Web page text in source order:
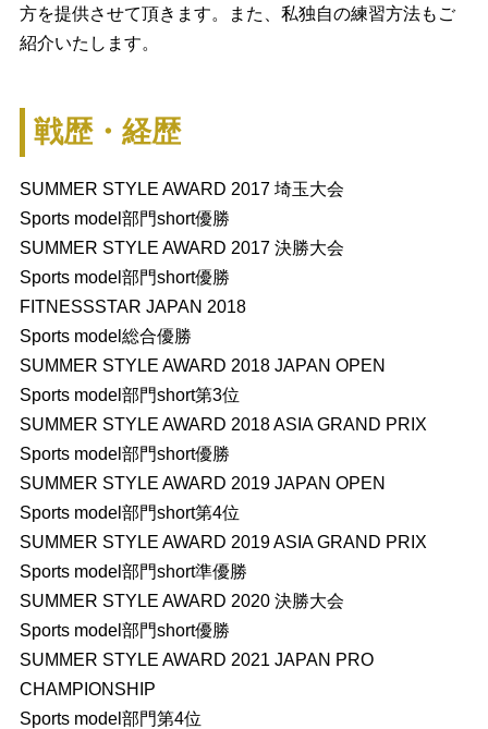
方を提供させて頂きます。また、私独自の練習方法もご
紹介いたします。
戦歴・経歴
SUMMER STYLE AWARD 2017 埼玉大会
Sports model部門short優勝
SUMMER STYLE AWARD 2017 決勝大会
Sports model部門short優勝
FITNESSSTAR JAPAN 2018
Sports model総合優勝
SUMMER STYLE AWARD 2018 JAPAN OPEN
Sports model部門short第3位
SUMMER STYLE AWARD 2018 ASIA GRAND PRIX
Sports model部門short優勝
SUMMER STYLE AWARD 2019 JAPAN OPEN
Sports model部門short第4位
SUMMER STYLE AWARD 2019 ASIA GRAND PRIX
Sports model部門short準優勝
SUMMER STYLE AWARD 2020 決勝大会
Sports model部門short優勝
SUMMER STYLE AWARD 2021 JAPAN PRO
CHAMPIONSHIP
Sports model部門第4位